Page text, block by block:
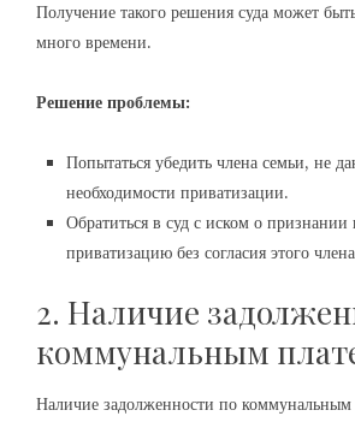
Получение такого решения суда может
много времени.
Решение проблемы:
Попытаться убедить члена семьи, не
необходимости приватизации.
Обратиться в суд с иском о признании
приватизацию без согласия этого
2. Наличие
коммунальным
Наличие задолженности по